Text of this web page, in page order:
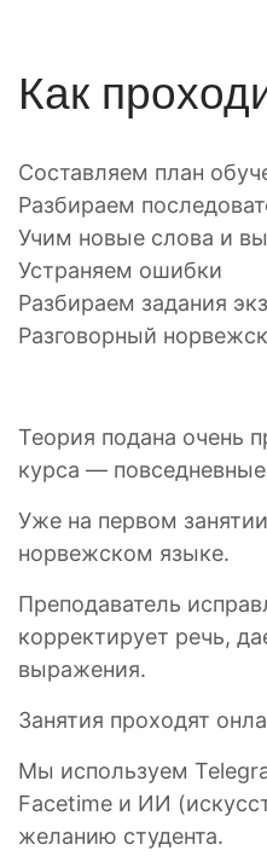
Как
Составляем план
Разбираем
Учим новые слова и
Устраняем ошибки
Разбираем задания
Разговорный
Теория подана очень
курса —
Уже на первом
норвежском языке.
Преподаватель
корректирует речь,
выражения.
Занятия проходят
Мы используем
Facetime и ИИ
желанию студента.